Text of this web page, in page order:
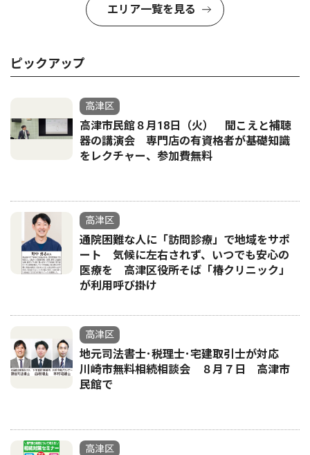
エリア一覧を見る
ピックアップ
高津区
高津市民館８月18日（火） 聞こえと補聴
器の講演会 専門店の有資格者が基礎知識
をレクチャー、参加費無料
高津区
通院困難な人に「訪問診療」で地域をサポ
ート 気候に左右されず、いつでも安心の
医療を 高津区役所そば「椿クリニック」
が利用呼び掛け
高津区
地元司法書士･税理士･宅建取引士が対応
川崎市無料相続相談会 ８月７日 高津市
民館で
高津区